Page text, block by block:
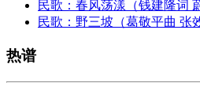
民歌：春风荡漾（钱建隆词
民歌：野三坡（葛敬平曲 张
热谱